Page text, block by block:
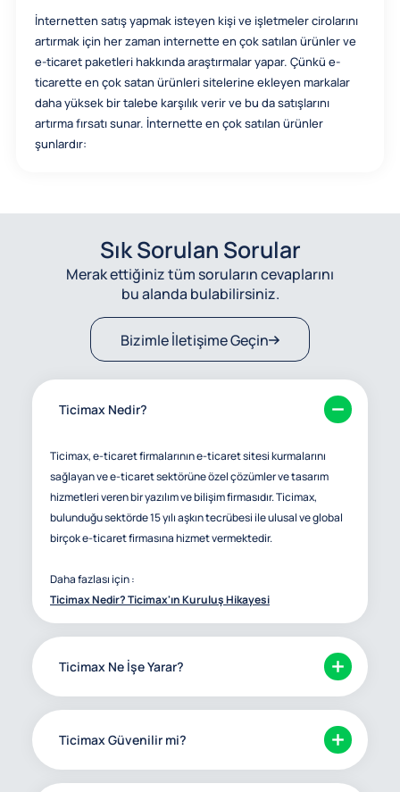
İnternetten satış yapmak isteyen kişi ve işletmeler cirolarını
artırmak için her zaman internette en çok satılan ürünler ve
e-ticaret paketleri hakkında araştırmalar yapar. Çünkü e-
ticarette en çok satan ürünleri sitelerine ekleyen markalar
daha yüksek bir talebe karşılık verir ve bu da satışlarını
artırma fırsatı sunar. İnternette en çok satılan ürünler
şunlardır:
Sık Sorulan Sorular
Merak ettiğiniz tüm soruların cevaplarını
bu alanda bulabilirsiniz.
Bizimle İletişime Geçin
Ticimax Nedir?
Ticimax, e-ticaret firmalarının e-ticaret sitesi kurmalarını
sağlayan ve e-ticaret sektörüne özel çözümler ve tasarım
hizmetleri veren bir yazılım ve bilişim firmasıdır. Ticimax,
bulunduğu sektörde 15 yılı aşkın tecrübesi ile ulusal ve global
birçok e-ticaret firmasına hizmet vermektedir.
Daha fazlası için :
Ticimax Nedir? Ticimax'ın Kuruluş Hikayesi
Ticimax Ne İşe Yarar?
Ticimax Güvenilir mi?